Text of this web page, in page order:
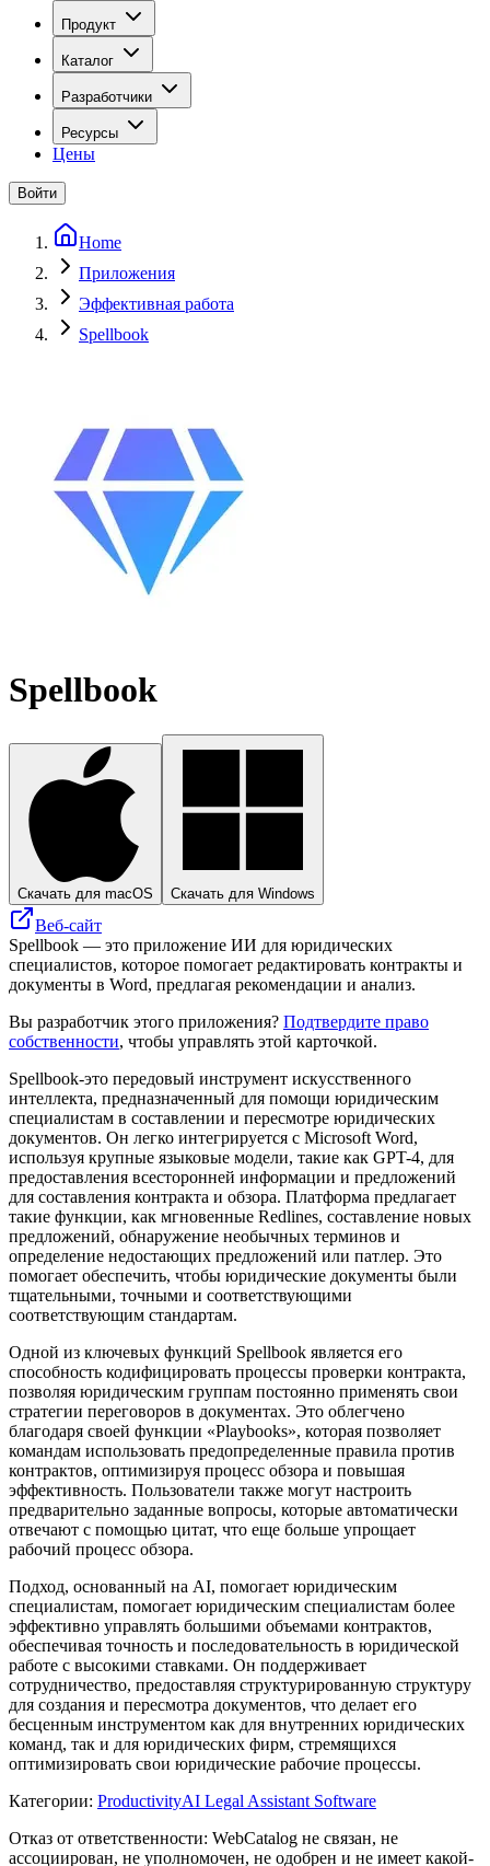
Продукт
Каталог
Разработчики
Ресурсы
Цены
Войти
Home
Приложения
Эффективная работа
Spellbook
Spellbook
Скачать для macOS Скачать для Windows
Веб-сайт
Spellbook — это приложение ИИ для юридических
специалистов, которое помогает редактировать контракты и
документы в Word, предлагая рекомендации и анализ.
Вы разработчик этого приложения? Подтвердите право
собственности, чтобы управлять этой карточкой.
Spellbook-это передовый инструмент искусственного
интеллекта, предназначенный для помощи юридическим
специалистам в составлении и пересмотре юридических
документов. Он легко интегрируется с Microsoft Word,
используя крупные языковые модели, такие как GPT-4, для
предоставления всесторонней информации и предложений
для составления контракта и обзора. Платформа предлагает
такие функции, как мгновенные Redlines, составление новых
предложений, обнаружение необычных терминов и
определение недостающих предложений или патлер. Это
помогает обеспечить, чтобы юридические документы были
тщательными, точными и соответствующими
соответствующим стандартам.
Одной из ключевых функций Spellbook является его
способность кодифицировать процессы проверки контракта,
позволяя юридическим группам постоянно применять свои
стратегии переговоров в документах. Это облегчено
благодаря своей функции «Playbooks», которая позволяет
командам использовать предопределенные правила против
контрактов, оптимизируя процесс обзора и повышая
эффективность. Пользователи также могут настроить
предварительно заданные вопросы, которые автоматически
отвечают с помощью цитат, что еще больше упрощает
рабочий процесс обзора.
Подход, основанный на AI, помогает юридическим
специалистам, помогает юридическим специалистам более
эффективно управлять большими объемами контрактов,
обеспечивая точность и последовательность в юридической
работе с высокими ставками. Он поддерживает
сотрудничество, предоставляя структурированную структуру
для создания и пересмотра документов, что делает его
бесценным инструментом как для внутренних юридических
команд, так и для юридических фирм, стремящихся
оптимизировать свои юридические рабочие процессы.
Категории: ProductivityAI Legal Assistant Software
Отказ от ответственности: WebCatalog не связан, не
ассоциирован, не уполномочен, не одобрен и не имеет какой-